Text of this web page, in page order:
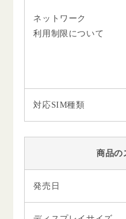
ネットワーク
利用制限について
対応SIM種類
商品の
発売日